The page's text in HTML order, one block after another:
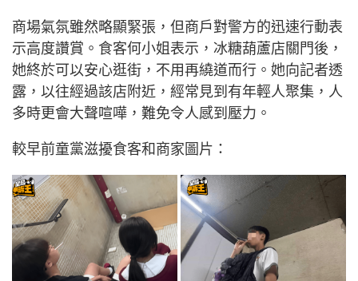
商場氣氛雖然略顯緊張，但商戶對警方的迅速行動表
示高度讚賞。食客何小姐表示，冰糖葫蘆店關門後，
她終於可以安心逛街，不用再繞道而行。她向記者透
露，以往經過該店附近，經常見到有年輕人聚集，人
多時更會大聲喧嘩，難免令人感到壓力。
較早前童黨滋擾食客和商家圖片：